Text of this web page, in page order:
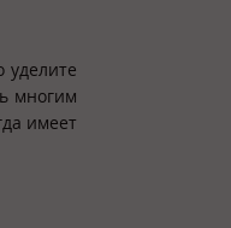
уделите
многим
имеет